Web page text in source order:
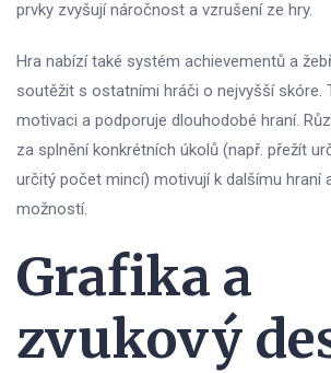
prvky zvyšují náročnost a vzrušení ze hry.
Hra nabízí také systém achievementů a
soutěžit s ostatními hráči o nejvyšší skóre.
motivaci a podporuje dlouhodobé hraní.
za splnění konkrétních úkolů (např. přežít
určitý počet mincí) motivují k dalšímu hraní
možností.
Grafika a
zvukový